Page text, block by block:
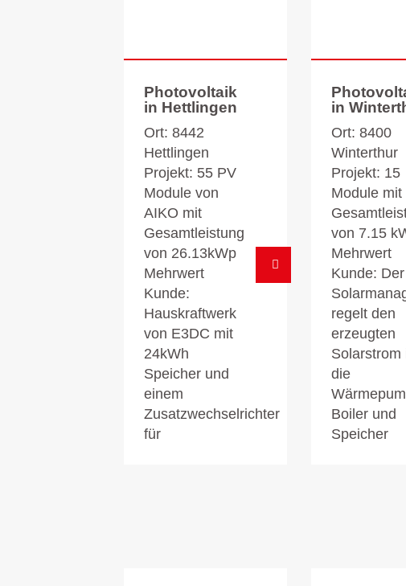
Photovoltaik
in Hettlingen
Ort: 8442
Hettlingen
Projekt: 55 PV
Module von
AIKO mit
Gesamtleistung
von 26.13kWp
Mehrwert
Kunde:
Hauskraftwerk
von E3DC mit
24kWh
Speicher und
einem
Zusatzwechselrichter
für
in
Ort: 8400
Winterthur
Projekt: 15
Module mit
von 7.15
Mehrwert
Kunde: Der
regelt den
erzeugten
Solarstrom
die
Boiler und
Speicher